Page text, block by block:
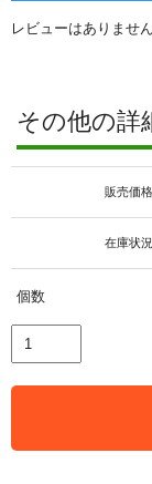
レビューはありません
その他の詳
販売価格
在庫状況
個数